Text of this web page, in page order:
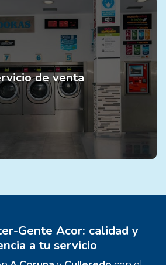
de venta
Gente Acor: calidad y
a tu servicio